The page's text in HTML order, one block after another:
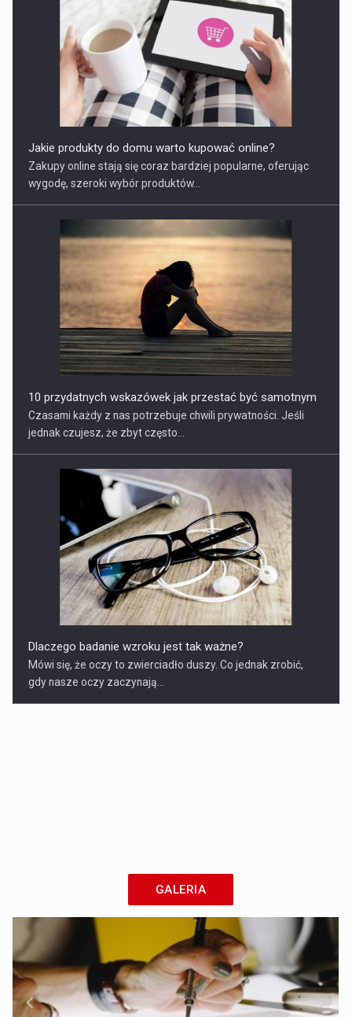
Jakie produkty do domu warto kupować online?
​Zakupy online stają się coraz bardziej popularne, oferując
wygodę, szeroki wybór produktów...
10 przydatnych wskazówek jak przestać być samotnym
Czasami każdy z nas potrzebuje chwili prywatności. Jeśli
jednak czujesz, że zbyt często...
Dlaczego badanie wzroku jest tak ważne?
Mówi się, że oczy to zwierciadło duszy. Co jednak zrobić,
gdy nasze oczy zaczynają...
GALERIA